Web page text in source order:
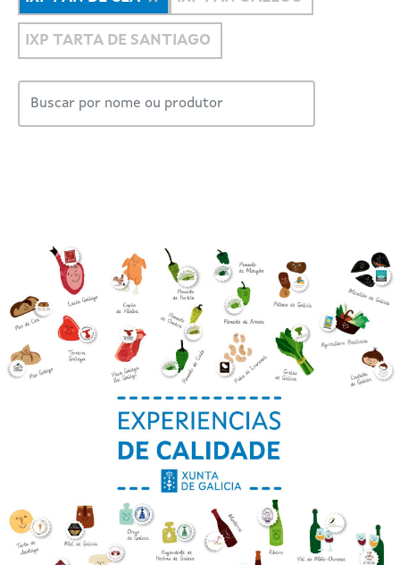
IXP TARTA DE SANTIAGO